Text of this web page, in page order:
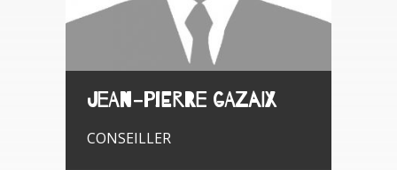
Jean-Pierre GAZAIX
CONSEILLER